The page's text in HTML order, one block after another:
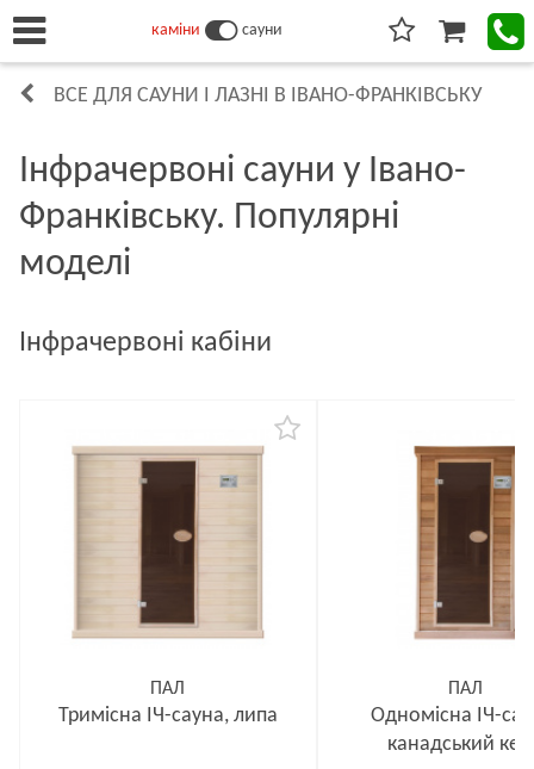
каміни сауни
ВСЕ ДЛЯ САУНИ І ЛАЗНІ В ІВАНО-ФРАНКІВСЬКУ
Інфрачервоні сауни у Івано-
Франківську. Популярні
моделі
Інфрачервоні кабіни
ПАЛ
Тримісна ІЧ-сауна, липа
ПАЛ
Одномісна ІЧ-
канадський